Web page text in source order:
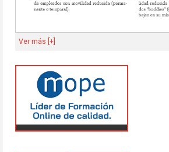
Ver más [+]